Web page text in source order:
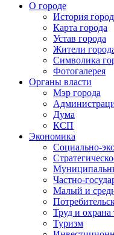
О городе
История
Карта города
Устав города
Жители
Символика
Фотогалерея
Органы власти
Мэр города
Дума
КСП
Экономика
Социально-
Частно-
Малый и
Труд и охрана
Туризм